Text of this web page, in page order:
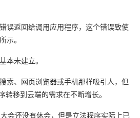
误返回给调用应用程序，这个错误致使
示。
本未建立。
索、网页浏览器或手机那样吸引人，但
移到云端的需求在不断增长。
会还没有休会，但是立法程序实际上已